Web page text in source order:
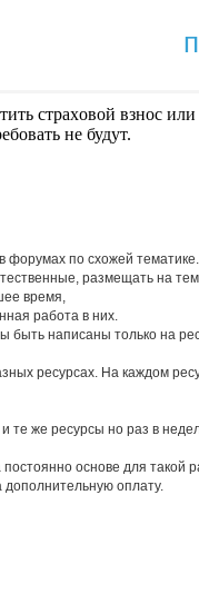
cтрaxoвoй взнoc
не будут.
по схожей
размещать на
время,
работа в них.
написаны только на
ресурсах. На каждом
же ресурсы но раз в
основе для такой
оплату.